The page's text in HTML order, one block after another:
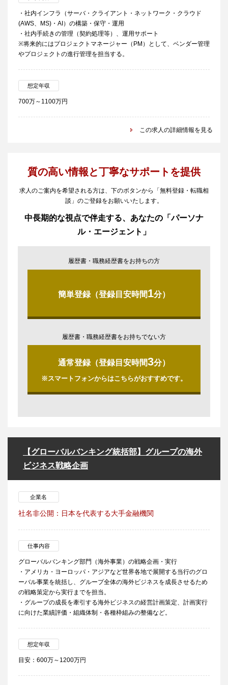
・社内インフラ（サーバ・クライアント・ネットワーク・クラウド
(AWS、MS)・AI）の構築・保守・運用
・社内手続きの管理（契約処理等）、運用サポート
※将来的にはプロジェクトマネージャー（PM）として、ベンダー管理
やプロジェクトの進行管理を担当する。
想定年収
700万～1100万円
この求人の詳細情報を見る
質の高い情報と丁寧なサポートを提供
求人のご案内を希望される方は、下のボタンから「無料登録・転職相
談」のご登録をお願いいたします。
中長期的な視点で伴走する、あなたの「パーソナ
ル・エージェント」
履歴書・職務経歴書をお持ちの方
簡単登録（登録目安時間1分）
履歴書・職務経歴書をお持ちでない方
通常登録（登録目安時間3分）
※スマートフォンからはこちらがおすすめです。
【グローバルバンキング統括部】グループの海外
ビジネス戦略企画
企業名
社名非公開：日本を代表する大手金融機関
仕事内容
グローバルバンキング部門（海外事業）の戦略企画・実行
・アメリカ・ヨーロッパ・アジアなど世界各地で展開する当行のグロ
ーバル事業を統括し、グループ全体の海外ビジネスを成長させるため
の戦略策定から実行までを担当。
・グループの成長を牽引する海外ビジネスの経営計画策定、計画実行
に向けた業績評価・組織体制・各種枠組みの整備など。
想定年収
目安：600万～1200万円